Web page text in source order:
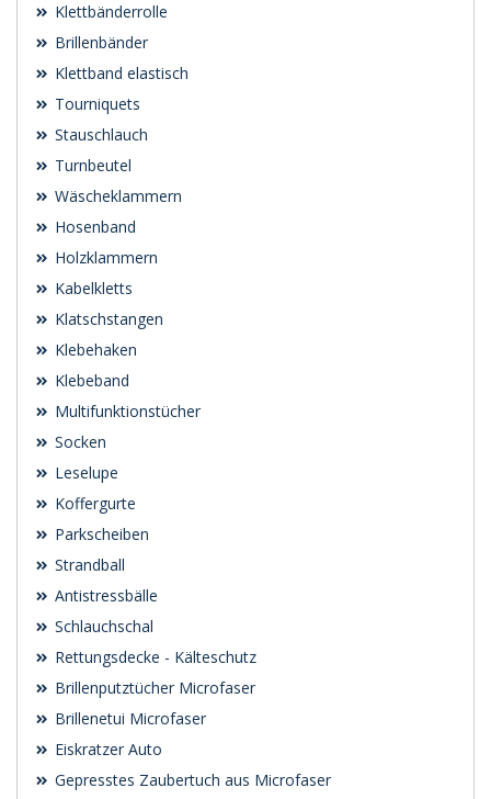
Klettbänderrolle
Brillenbänder
Klettband elastisch
Tourniquets
Stauschlauch
Turnbeutel
Wäscheklammern
Hosenband
Holzklammern
Kabelkletts
Klatschstangen
Klebehaken
Klebeband
Multifunktionstücher
Socken
Leselupe
Koffergurte
Parkscheiben
Strandball
Antistressbälle
Schlauchschal
Rettungsdecke - Kälteschutz
Brillenputztücher Microfaser
Brillenetui Microfaser
Eiskratzer Auto
Gepresstes Zaubertuch aus Microfaser